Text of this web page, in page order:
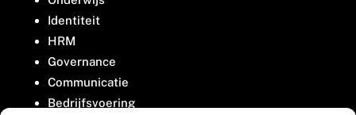
Identiteit
HRM
Governance
Communicatie
Bedrijfsvoering